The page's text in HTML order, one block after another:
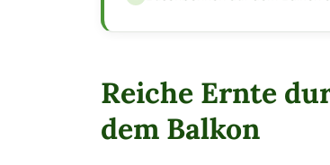
Reiche Ernte
dem Balkon